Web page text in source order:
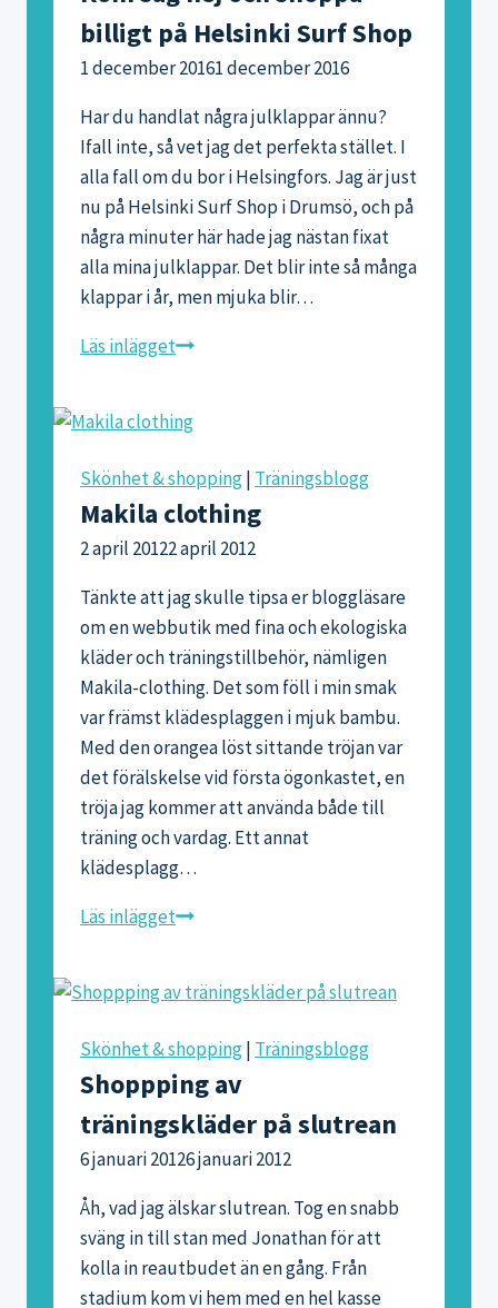
billigt på Helsinki Surf Shop
1 december 20161 december 2016
Har du handlat några julklappar ännu?
Ifall inte, så vet jag det perfekta stället. I
alla fall om du bor i Helsingfors. Jag är just
nu på Helsinki Surf Shop i Drumsö, och på
några minuter här hade jag nästan fixat
alla mina julklappar. Det blir inte så många
klappar i år, men mjuka blir…
Läs inläggetKom
och
shoppa
billigt
på
Helsinki
Surf
Shop
Skönhet & shopping| Träningsblogg
Makila clothing
2 april 20122 april 2012
Tänkte att jag skulle tipsa er bloggläsare
om en webbutik med fina och ekologiska
kläder och träningstillbehör, nämligen
Makila-clothing. Det som föll i min smak
var främst klädesplaggen i mjuk bambu.
Med den orangea löst sittande tröjan var
det förälskelse vid första ögonkastet, en
tröja jag kommer att använda både till
träning och vardag. Ett annat
klädesplagg…
Läs inläggetMakila
Skönhet & shopping| Träningsblogg
Shoppping av
träningskläder på slutrean
6 januari 20126 januari 2012
Åh, vad jag älskar slutrean. Tog en snabb
sväng in till stan med Jonathan för att
kolla in reautbudet än en gång. Från
stadium kom vi hem med en hel kasse